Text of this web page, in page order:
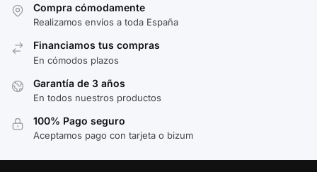
Compra cómodamente
Realizamos envíos a toda España
Financiamos tus compras
En cómodos plazos
Garantía de 3 años
En todos nuestros productos
100% Pago seguro
Aceptamos pago con tarjeta o bizum